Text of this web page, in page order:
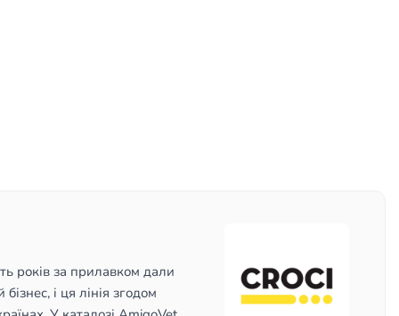
років за прилавком дали
і ця лінія згодом